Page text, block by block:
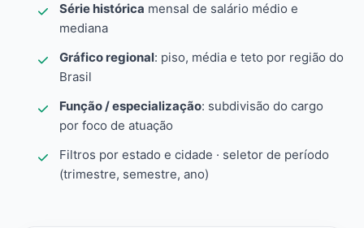
Série histórica mensal de salário médio e
mediana
Gráfico regional: piso, média e teto por região do
Brasil
Função / especialização: subdivisão do cargo
por foco de atuação
Filtros por estado e cidade · seletor de período
(trimestre, semestre, ano)